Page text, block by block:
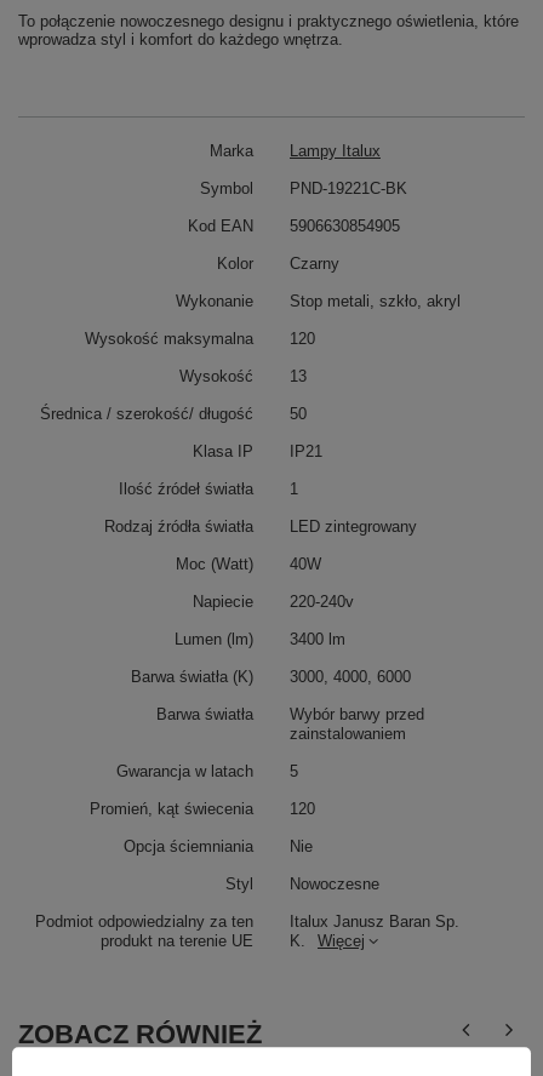
To połączenie nowoczesnego designu i praktycznego oświetlenia, które
wprowadza styl i komfort do każdego wnętrza.
Marka Lampy Italux
Podmiot odpowiedzialny za ten
produkt na terenie UE
Italux Janusz Baran Sp.
K.
Więcej
Symbol PND-19221C-BK
Kod EAN 5906630854905
Kolor Czarny
Wykonanie Stop metali, szkło, akryl
Wysokość maksymalna 120
Wysokość 13
Średnica / szerokość/ długość 50
Klasa IP IP21
Ilość źródeł światła 1
Rodzaj źródła światła LED zintegrowany
Moc (Watt) 40W
Napiecie 220-240v
Lumen (lm) 3400 lm
Barwa światła (K) 3000, 4000, 6000
Barwa światła
Wybór barwy przed
zainstalowaniem
Gwarancja w latach 5
Promień, kąt świecenia 120
Opcja ściemniania Nie
Styl Nowoczesne
ZOBACZ RÓWNIEŻ